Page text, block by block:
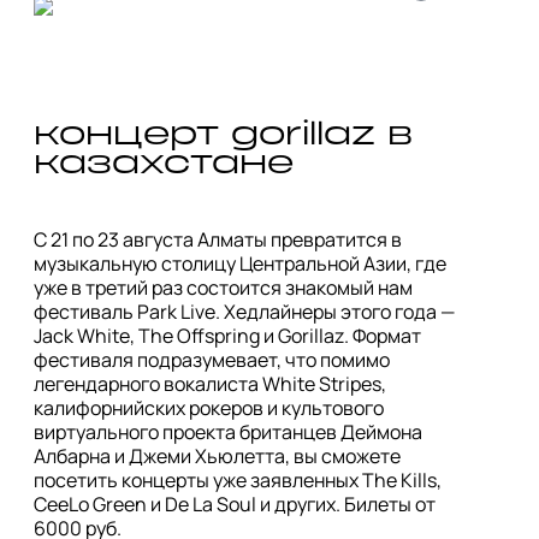
концерт gorillaz в
казахстане
C 21 по 23 августа Алматы превратится в
музыкальную столицу Центральной Азии, где
уже в третий раз состоится знакомый нам
фестиваль Park Live. Хедлайнеры этого года —
Jack White, The Offspring и Gorillaz. Формат
фестиваля подразумевает, что помимо
легендарного вокалиста White Stripes,
калифорнийских рокеров и культового
виртуального проекта британцев Деймона
Албарна и Джеми Хьюлетта, вы сможете
посетить концерты уже заявленных The Kills,
CeeLo Green и De La Soul и других. Билеты от
6000 руб.